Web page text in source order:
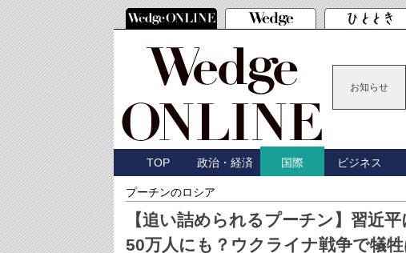
お知らせ
TOP 政治・経済 国際 ビジネス
プーチンのロシア
【追い詰められるプーチン】習近
50万人にも？ウクライナ戦争で犠